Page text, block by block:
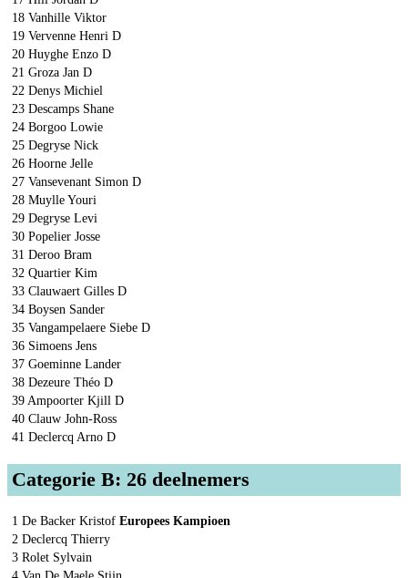
18 Vanhille Viktor
19 Vervenne Henri D
20 Huyghe Enzo D
21 Groza Jan D
22 Denys Michiel
23 Descamps Shane
24 Borgoo Lowie
25 Degryse Nick
26 Hoorne Jelle
27 Vansevenant Simon D
28 Muylle Youri
29 Degryse Levi
30 Popelier Josse
31 Deroo Bram
32 Quartier Kim
33 Clauwaert Gilles D
34 Boysen Sander
35 Vangampelaere Siebe D
36 Simoens Jens
37 Goeminne Lander
38 Dezeure Théo D
39 Ampoorter Kjill D
40 Clauw John-Ross
41 Declercq Arno D
Categorie B: 26 deelnemers
1 De Backer Kristof Europees Kampioen
2 Declercq Thierry
3 Rolet Sylvain